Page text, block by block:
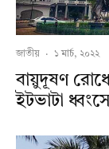
জাতীয় · ১ মার্চ, ২০২২
বায়ুদূষণ
ইটভাটা